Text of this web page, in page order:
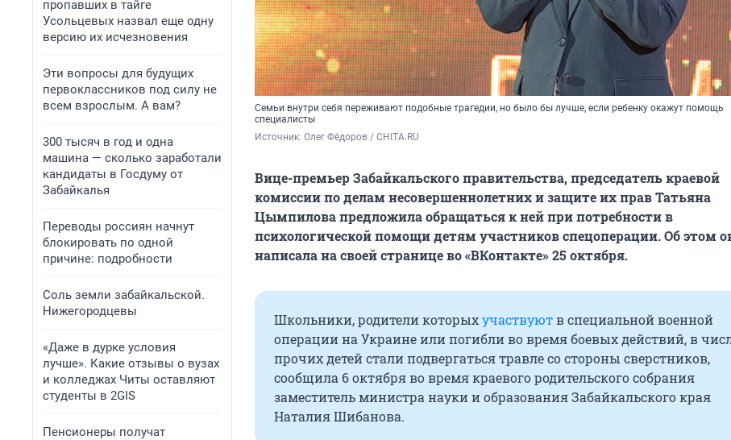
пропавших в тайге
Усольцевых назвал еще одну
версию их исчезновения
Эти вопросы для будущих
первоклассников под силу не
всем взрослым. А вам?
300 тысяч в год и одна
машина — сколько заработали
кандидаты в Госдуму от
Забайкалья
Переводы россиян начнут
блокировать по одной
причине: подробности
Соль земли забайкальской.
Нижегородцевы
«Даже в дурке условия
лучше». Какие отзывы о вузах
и колледжах Читы оставляют
студенты в 2GIS
Пенсионеры получат
Семьи внутри себя переживают подобные трагедии, но было бы лучше, если ребенку окажут помощь
специалисты
Источник: Олег Фёдоров / CHITA.RU
Вице-премьер Забайкальского правительства, председатель краевой
комиссии по делам несовершеннолетних и защите их прав Татьяна
Цымпилова предложила обращаться к ней при потребности в
психологической помощи детям участников спецоперации. Об этом
написала на своей странице во «ВКонтакте» 25 октября.
Школьники, родители которыхучаствуютв специальной военной
операции на Украине или погибли во время боевых действий, в
прочих детей стали подвергаться травле со стороны сверстников,
сообщила 6 октября во время краевого родительского собрания
заместитель министра науки и образования Забайкальского края
Наталия Шибанова.